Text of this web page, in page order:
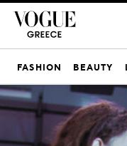
FASHION BEAUTY